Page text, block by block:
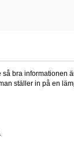
bra informationen
ställer in på en